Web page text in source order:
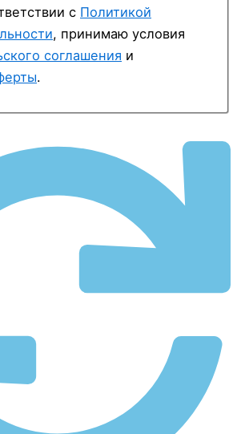
с Политикой
, принимаю условия
соглашения и
.